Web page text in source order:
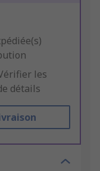
les
détails